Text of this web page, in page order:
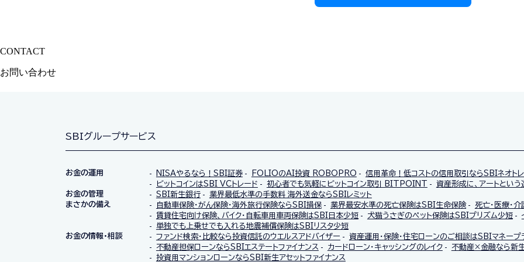
CONTACT
お問い合わせ
SBIグループサービス
お金の運用 NISAやるなら！SBI証券 FOLIOのAI投資 ROBOPRO
信用革命！低コストの信用取引ならSBIネオト
ビットコインはSBI VCトレード
初心者でも気軽にビットコイン取引 BITPOINT
資産形成に、アートとい
お金の管理
SBI新生銀行
業界最低水準の手数料 海外送金ならSBIレミット
まさかの備え
自動車保険・がん保険・海外旅行保険ならSBI損保 業界最安水準の死亡保険はSBI生命保険
死亡・医療・
賃貸住宅向け保険、バイク・自転車用車両保険はSBI日本少短
犬猫うさぎのペット保険はSBIプリズム少短
単独でも上乗せでも入れる地震補償保険はSBIリスタ少短
お金の情報・相談
ファンド検索・比較なら投資信託のウエルスアドバイザー
資産運用・保険・住宅ローンのご相談はSBIマネープ
不動産担保ローンならSBIエステートファイナンス
カードローン・キャッシングのレイク
不動産×金融なら新生
投資用マンションローンならSBI新生アセットファイナンス